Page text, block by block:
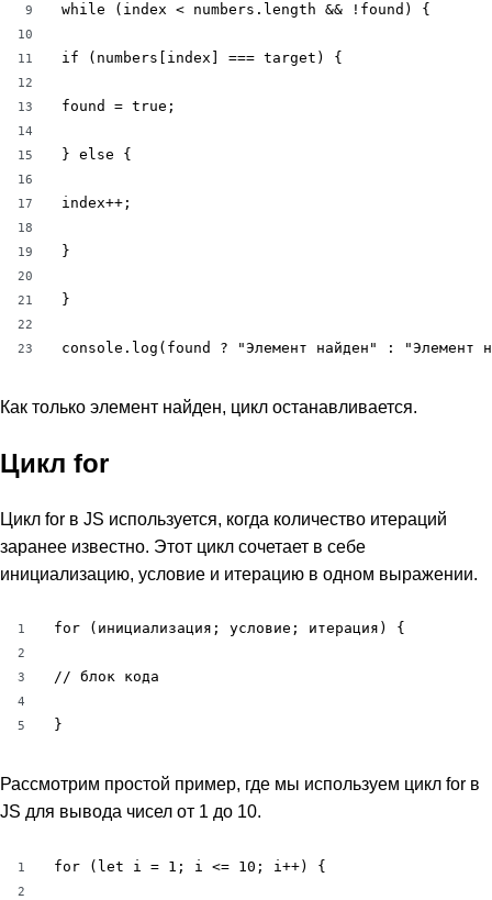
9
10
11
12
13
14
15
16
17
18
19
20
21
22
23
while (index < numbers.length && !found) {
if (numbers[index] === target) {
found = true;
} else {
index++;
}
}
console.log(found ? "Элемент найден" : "Элемент
Как только элемент найден, цикл останавливается.
Цикл for
Цикл for в JS используется, когда количество итераций
заранее известно. Этот цикл сочетает в себе
инициализацию, условие и итерацию в одном выражении.
1
2
3
4
5
for (инициализация; условие; итерация) {
// блок кода
}
Рассмотрим простой пример, где мы используем цикл for в
JS для вывода чисел от 1 до 10.
1
2
for (let i = 1; i <= 10; i++) {